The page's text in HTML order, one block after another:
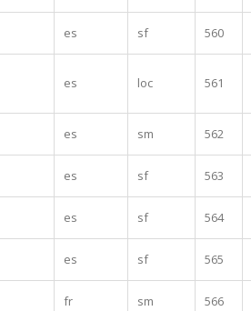
es sf 560
es loc 561
es sm 562
es sf 563
es sf 564
es sf 565
fr sm 566